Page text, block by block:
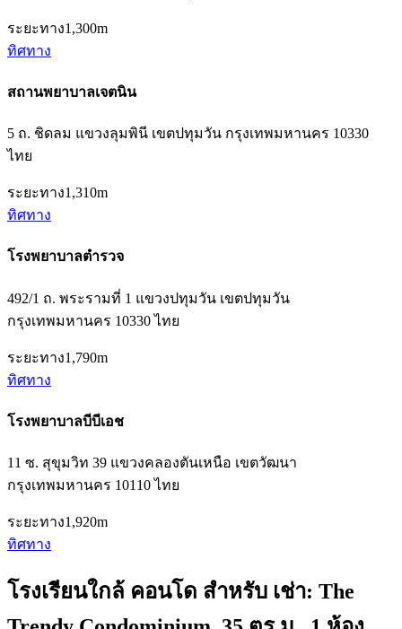
ระยะทาง1,300m
ทิศทาง
สถานพยาบาลเจตนิน
5 ถ. ชิดลม แขวงลุมพินี เขตปทุมวัน กรุงเทพมหานคร 10330
ไทย
ระยะทาง1,310m
ทิศทาง
โรงพยาบาลตำรวจ
492/1 ถ. พระรามที่ 1 แขวงปทุมวัน เขตปทุมวัน
กรุงเทพมหานคร 10330 ไทย
ระยะทาง1,790m
ทิศทาง
โรงพยาบาลบีบีเอช
11 ซ. สุขุมวิท 39 แขวงคลองตันเหนือ เขตวัฒนา
กรุงเทพมหานคร 10110 ไทย
ระยะทาง1,920m
ทิศทาง
โรงเรียนใกล้ คอนโด สำหรับ เช่า: The